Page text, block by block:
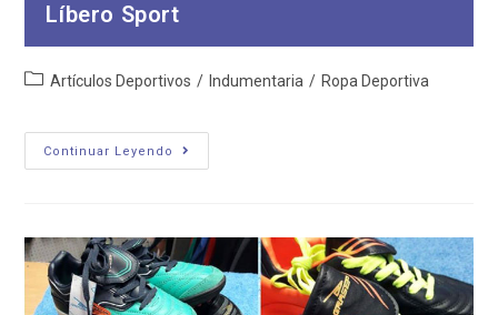
Líbero Sport
Categoría
entrada:
Artículos Deportivos / Indumentaria / Ropa Deportiva
Continuar Leyendo
Líbero
Sport